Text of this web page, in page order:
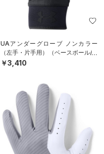
UAアンダーグローブ ノンカラー
（左手・片手用）（ベースボール/M
EN）
￥3,410